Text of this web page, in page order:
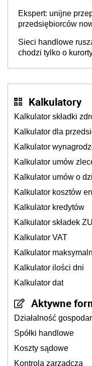
Ekspert: unijne
przedsiębiorców
Sieci handlowe
chodzi tylko o
Kalkulatory
Kalkulator składki
Kalkulator dla
Kalkulator
Kalkulator umów
Kalkulator umów o
Kalkulator kosztów
Kalkulator kredytów
Kalkulator składek
Kalkulator VAT
Kalkulator
Kalkulator ilości dni
Kalkulator dat
Aktywne
Działalność
Spółki handlowe
Koszty sądowe
Kontrola zarządcza